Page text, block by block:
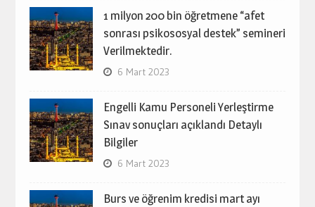
1 milyon 200 bin öğretmene “afet
sonrası psikososyal destek” semineri
Verilmektedir.
6 Mart 2023
Engelli Kamu Personeli Yerleştirme
Sınav sonuçları açıklandı Detaylı
Bilgiler
6 Mart 2023
Burs ve öğrenim kredisi mart ayı